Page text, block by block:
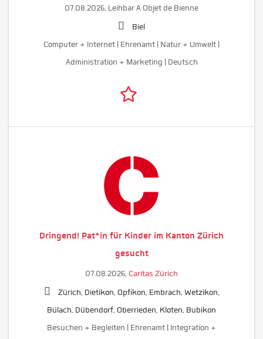
07.08.2026, Leihbar A Objet de Bienne
Biel
Computer + Internet | Ehrenamt | Natur + Umwelt |
Administration + Marketing | Deutsch
Dringend! Pat*in für Kinder im Kanton Zürich
gesucht
07.08.2026, Caritas Zürich
Zürich, Dietikon, Opfikon, Embrach, Wetzikon,
Bülach, Dübendorf, Oberrieden, Kloten, Bubikon
Besuchen + Begleiten | Ehrenamt | Integration +